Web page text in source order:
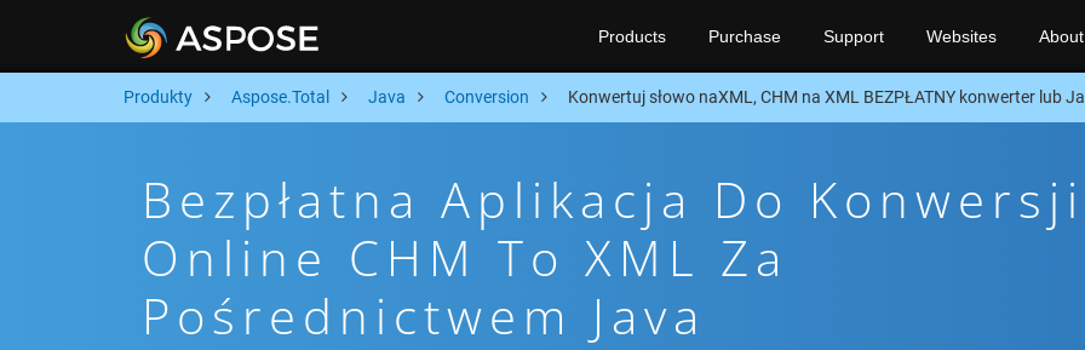
Products Purchase Support Websites About
Produkty Aspose.Total Java Conversion Konwertuj słowo naXML, CHM na XML BEZPŁATNY konwerter lub
Bezpłatna Aplikacja Do Konwersji
Online CHM To XML Za
Pośrednictwem Java